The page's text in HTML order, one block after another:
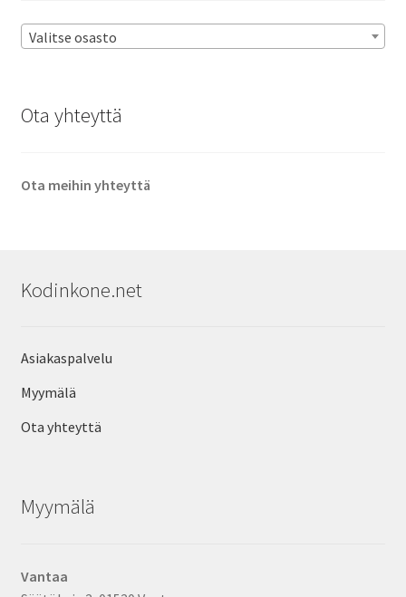
Valitse osasto
Ota yhteyttä
Ota meihin yhteyttä
Kodinkone.net
Asiakaspalvelu
Myymälä
Ota yhteyttä
Myymälä
Vantaa